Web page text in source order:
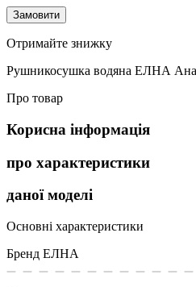
Замовити
Отримайте знижку
Рушникосушка водяна ЕЛНА
Про товар
Корисна інформація
про характеристики
даної моделі
Основні характеристики
Бренд ЕЛНА